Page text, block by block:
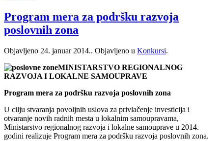
Program mera za podršku razvoja
poslovnih zona
Objavljeno 24. januar 2014.. Objavljeno u Konkursi.
MINISTARSTVO REGIONALNOG
RAZVOJA I LOKALNE SAMOUPRAVE
Program mera za podršku razvoja poslovnih zona
U cilju stvaranja povoljnih uslova za privlačenje investicija i
otvaranje novih radnih mesta u lokalnim samoupravama,
Ministarstvo regionalnog razvoja i lokalne samouprave u 2014.
godini realizuje Program mera za podršku razvoja poslovnih zona.